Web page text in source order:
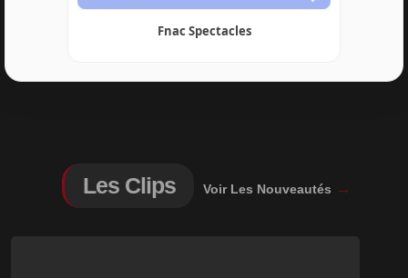
Fnac Spectacles
Les Clips Voir Les Nouveautés →